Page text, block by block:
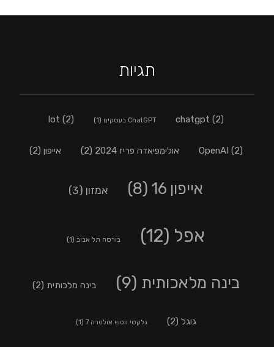
תגיות
chatgpt (2) ChatGPT בעסקים (1)
lot (2)
OpenAI (2) אולימפיאדה פריז 2024 (2) אייפון (2)
אייפון 16 (8) אמזון (3)
אפל (12) בורסה תל אביב (1)
בינה מלאכותית (9) בינה מלכותית (2)
גוגל (2) גלקסי ווטש אולטרה 7 (1)